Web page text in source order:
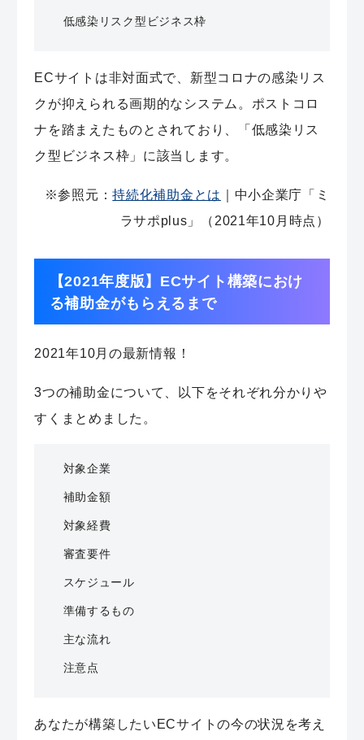
低感染リスク型ビジネス枠
ECサイトは非対面式で、新型コロナの感染リス
クが抑えられる画期的なシステム。ポストコロ
ナを踏まえたものとされており、「低感染リス
ク型ビジネス枠」に該当します。
※参照元：持続化補助金とは ｜中小企業庁「ミ
ラサポplus」（2021年10月時点）
【2021年度版】ECサイト構築におけ
る補助金がもらえるまで
2021年10月の最新情報！
3つの補助金について、以下をそれぞれ分かりや
すくまとめました。
対象企業
補助金額
対象経費
審査要件
スケジュール
準備するもの
主な流れ
注意点
あなたが構築したいECサイトの今の状況を考え